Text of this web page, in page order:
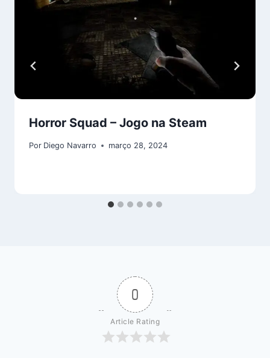
Horror Squad – Jogo na Steam
Por Diego Navarro março 28, 2024
0
Article Rating